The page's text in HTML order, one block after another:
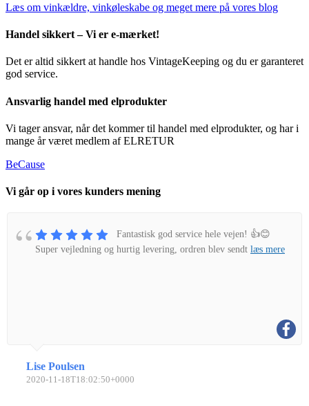
Læs om vinkældre, vinkøleskabe og meget mere på vores blog
Handel sikkert – Vi er e-mærket!
Det er altid sikkert at handle hos VintageKeeping og du er garanteret
god service.
Ansvarlig handel med elprodukter
Vi tager ansvar, når det kommer til handel med elprodukter, og har i
mange år været medlem af ELRETUR
BeCause
Vi går op i vores kunders mening
Fantastisk god service hele vejen! 👍😊
Super vejledning og hurtig levering, ordren blev sendt læs mere
Lise Poulsen
2020-11-18T18:02:50+0000